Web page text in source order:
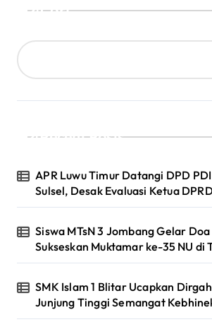
Cari
Recent Posts
APR Luwu Timur Datangi DPD
Sulsel, Desak Evaluasi Ketua
Siswa MTsN 3 Jombang Gelar
Sukseskan Muktamar ke-35 NU di
SMK Islam 1 Blitar Ucapkan
Junjung Tinggi Semangat